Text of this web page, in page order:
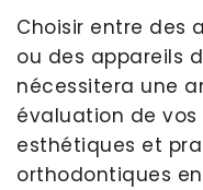
Choisir entre des
ou des appareils
nécessitera une
évaluation de vos
esthétiques et
orthodontiques